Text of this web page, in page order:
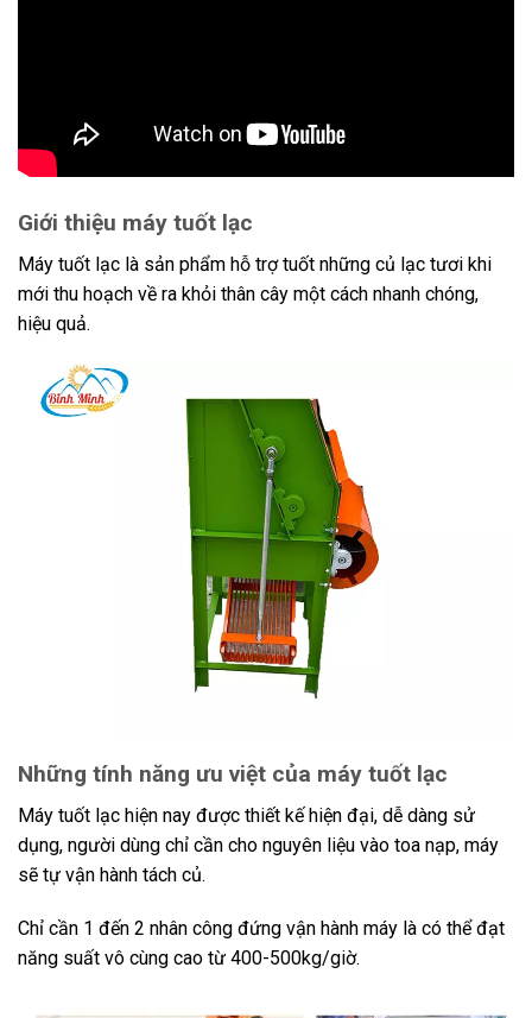
Giới thiệu máy tuốt lạc
Máy tuốt lạc là sản phẩm hỗ trợ tuốt những củ lạc tươi khi
mới thu hoạch về ra khỏi thân cây một cách nhanh chóng,
hiệu quả.
Những tính năng ưu việt của máy tuốt lạc
Máy tuốt lạc hiện nay được thiết kế hiện đại, dễ dàng sử
dụng, người dùng chỉ cần cho nguyên liệu vào toa nạp, máy
sẽ tự vận hành tách củ.
Chỉ cần 1 đến 2 nhân công đứng vận hành máy là có thể đạt
năng suất vô cùng cao từ 400-500kg/giờ.